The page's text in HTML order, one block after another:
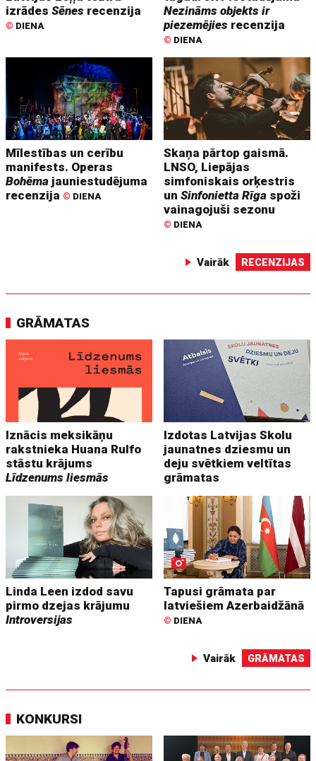
izrādesSēnes recenzija
© DIENA
Nezināms objekts ir
piezemējies recenzija
© DIENA
Mīlestības un cerību
manifests. Operas
Bohēma jauniestudējuma
recenzija © DIENA
Skaņa pārtop gaismā.
LNSO, Liepājas
simfoniskais orķestris
unSinfonietta Rīga spoži
vainagojuši sezonu
© DIENA
Vairāk RECENZIJAS
GRĀMATAS
Iznācis meksikāņu
rakstnieka Huana Rulfo
stāstu krājums
Līdzenums liesmās
Izdotas Latvijas Skolu
jaunatnes dziesmu un
deju svētkiem veltītas
grāmatas
Linda Leen izdod savu
pirmo dzejas krājumu
Introversijas
Tapusi grāmata par
latviešiem Azerbaidžānā
© DIENA
Vairāk GRĀMATAS
KONKURSI